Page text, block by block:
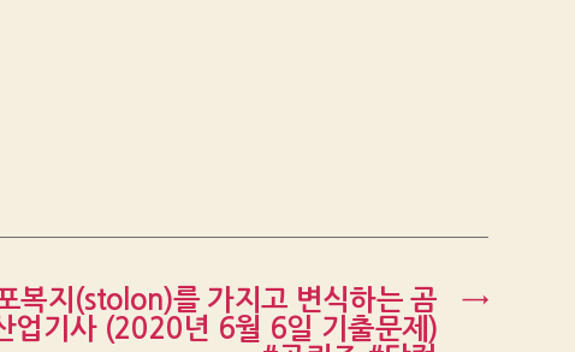
→
복지(stolon)를 가지고 변식하는 곰
업기사 (2020년 6월 6일 기출문제)